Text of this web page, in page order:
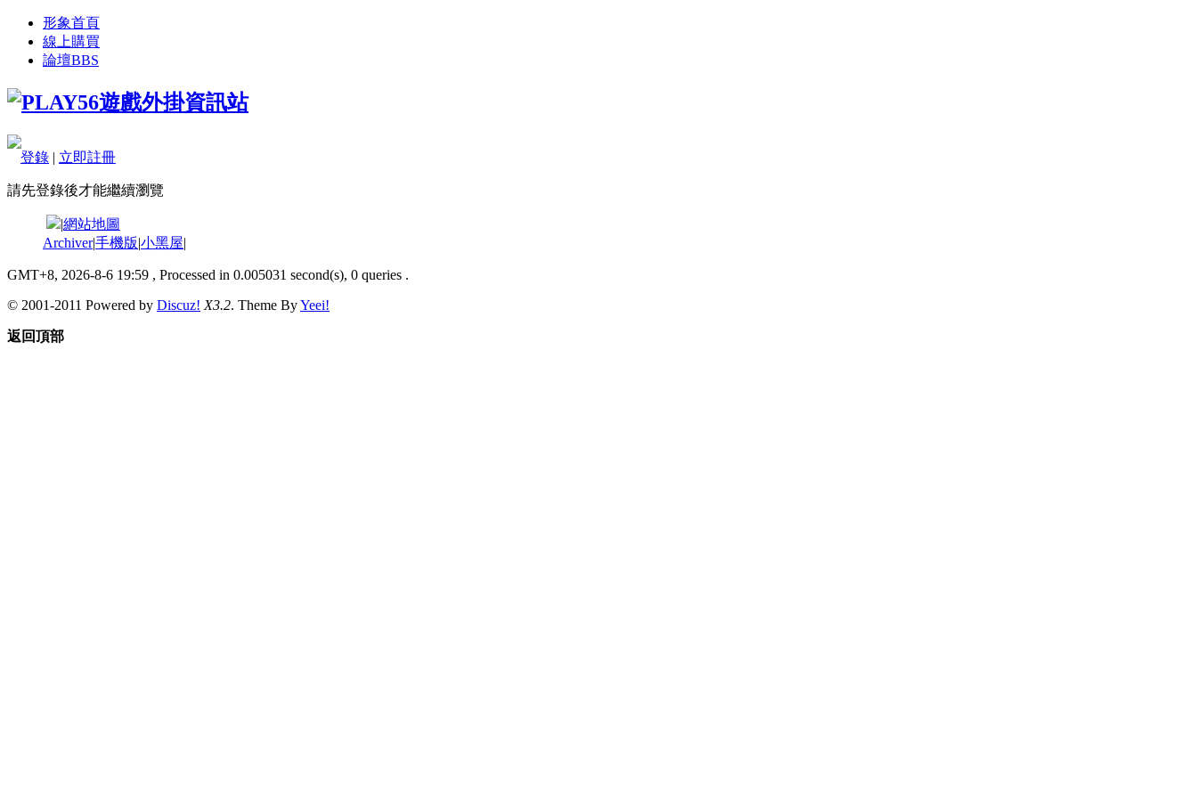
形象首頁
線上購買
論壇BBS
登錄 | 立即註冊
請先登錄後才能繼續瀏覽
|網站地圖
Archiver|手機版|小黑屋|
GMT+8, 2026-8-6 19:59 , Processed in 0.005031 second(s), 0 queries .
© 2001-2011 Powered by Discuz! X3.2. Theme ByYeei!
返回頂部